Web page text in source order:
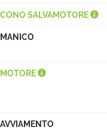
CONO SALVAMOTORE
MANICO
MOTORE
AVVIAMENTO